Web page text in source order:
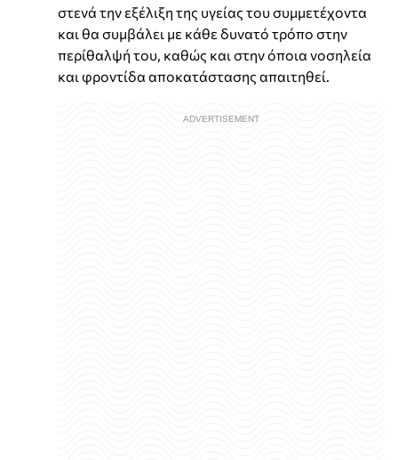
στενά την εξέλιξη της υγείας του συμμετέχοντα
και θα συμβάλει με κάθε δυνατό τρόπο στην
περίθαλψή του, καθώς και στην όποια νοσηλεία
και φροντίδα αποκατάστασης απαιτηθεί.